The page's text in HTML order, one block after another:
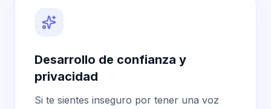
Desarrollo de confianza y
privacidad
Si te sientes inseguro por tener una voz